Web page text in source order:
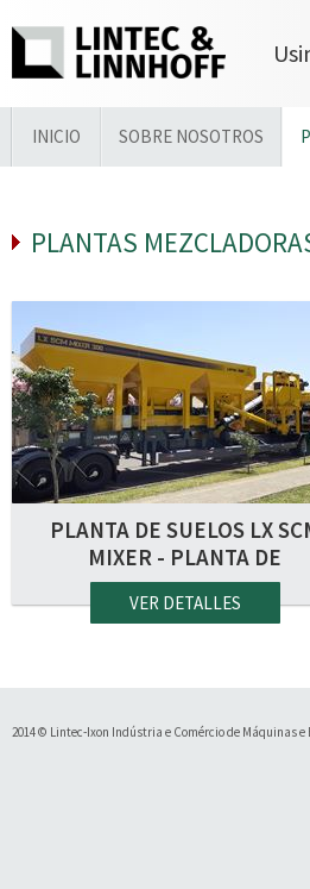
INICIO SOBRE NOSOTROS
PLANTAS
PLANTA DE SUELOS LX
MIXER - PLANTA DE
HORMIGÓN ROLADO-CCR Y
SUELOS (MÓVILES)
VER DETALLES
2014 © Lintec-Ixon Indústria e Comércio de Máquinas e